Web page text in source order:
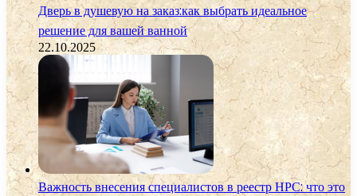
Дверь в душевую на заказ:как выбрать идеальное
решение для вашей ванной
22.10.2025
Важность внесения специалистов в реестр НРС: что это